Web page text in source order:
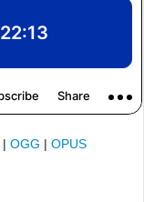
| OGG | OPUS